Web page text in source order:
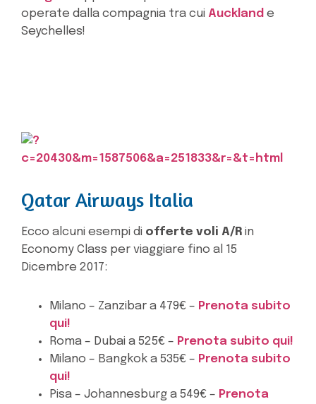
operate dalla compagnia tra cui Auckland e
Seychelles!
Qatar Airways Italia
Ecco alcuni esempi di offerte voli A/R in
Economy Class per viaggiare fino al 15
Dicembre 2017:
Milano – Zanzibar a 479€ – Prenota subito
qui!
Roma – Dubai a 525€ – Prenota subito qui!
Milano – Bangkok a 535€ – Prenota subito
qui!
Pisa – Johannesburg a 549€ – Prenota